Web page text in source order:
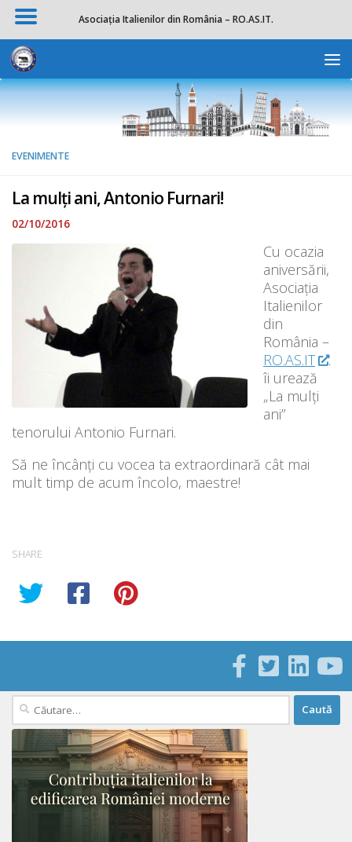
Skip to content
EVENIMENTE
La mulți ani, Antonio Furnari!
02/10/2016
Cu ocazia
aniversării,
Asociația
Italienilor
din
România –
RO.AS.IT
.
îi urează
„La mulți
ani”
tenorului Antonio Furnari.
Să ne încânți cu vocea ta extraordinară cât mai
mult timp de acum încolo, maestre!
SHARE
Caută
după:
Asociația Italienilor din România – RO.AS.IT.